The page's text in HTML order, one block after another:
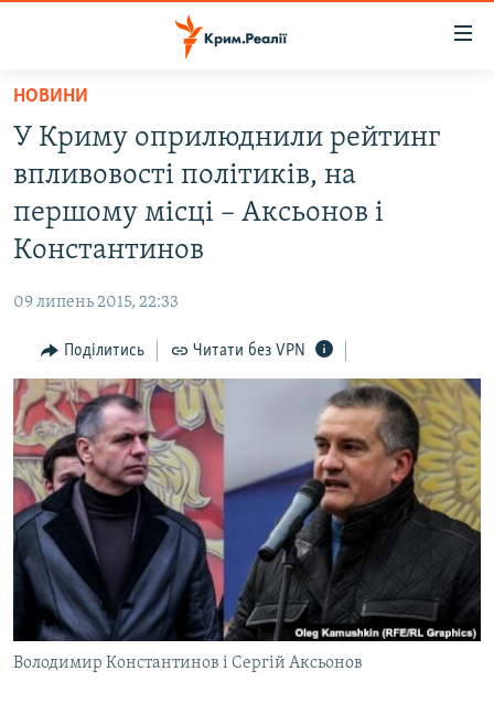
Перейти
основного
матеріалу
до
основної
Перейти
пошуку
ВОДА.КРИМ
ПОЛІТИКА
ІНТЕРВ'Ю
ВСЕ ЗА ДЕНЬ
СПЕЦПРОЕКТИ
ДЕПОРТАЦІЯ
ВІДЕОУРОКИ «ELIFBE»
СВІДЧЕННЯ ОКУПАЦІЇ
УКРАЇНСЬКА ПРОБЛЕМА КРИМУ
ІНФОГРАФІКА
ЯК ОБІЙТИ БЛОКУВАННЯ
Русский
Qırımtatar
ДОЛУЧАЙСЯ!
НОВИНИ
У Криму оприлюднили рейтинг
впливовості політиків, на
першому місці – Аксьонов і
Константинов
09 липень 2015, 22:33
Поділитись Читати без VPN
Володимир Константинов і Сергій Аксьонов